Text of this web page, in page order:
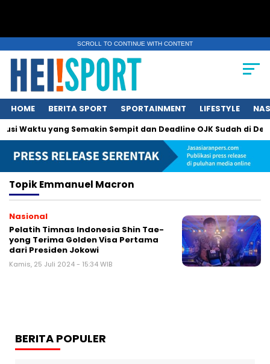
SCROLL TO CONTINUE WITH CONTENT
HOME BERITA SPORT SPORTAINMENT LIFESTYLE
Waktu yang Semakin Sempit dan Deadline OJK Sudah di
TopikEmmanuel Macron
Nasional
Pelatih Timnas Indonesia Shin Tae-
yong Terima Golden Visa Pertama
dari Presiden Jokowi
Kamis, 25 Juli 2024 - 15:34 WIB
BERITA POPULER